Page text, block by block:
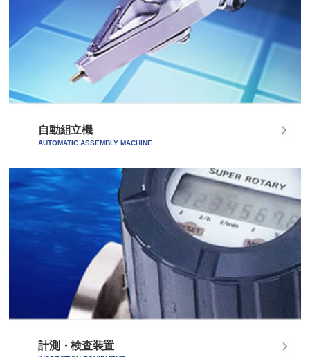
自動組立機
AUTOMATIC ASSEMBLY MACHINE
計測・検査装置